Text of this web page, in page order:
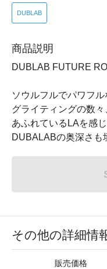
DUBLAB
商品説明
DUBLAB FUTURE
ソウルフルでパワフ
グライティングの数
あふれているLAを感
DUBALABの奥深さも
その他の詳細情
販売価格